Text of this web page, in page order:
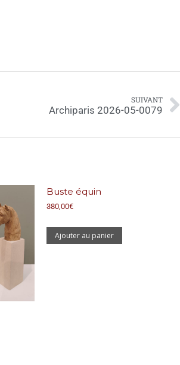
SUIVANT
Archiparis 2026-05-0079
Buste équin
380,00€
Ajouter au panier